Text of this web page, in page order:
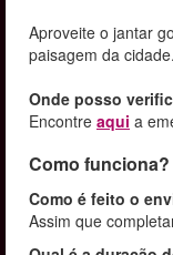
Aproveite o jantar
paisagem da cidade.
Onde posso
Encontre aqui a
Como funciona?
Como é feito o
Assim que